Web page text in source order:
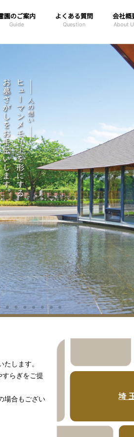
園のご案内 よくある質問 会社概
します。
すらぎをご提
場合もござい
埼